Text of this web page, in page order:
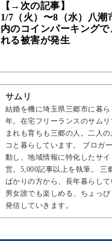
【→次の記事】
1/7（火）〜8（水）八潮
内のコインパーキング
れる被害が発生
サムリ
結婚を機に埼玉県三郷市に暮
年。在宅フリーランスのサム
まれも育ちも三郷の人。二人
コと暮らしています。 ブロガ
動し、地域情報に特化したサ
営。5,000記事以上を執筆。 三
ばかりの方から、長年暮らし
男女誰でも楽しめる、ちょっ
発信していきます。